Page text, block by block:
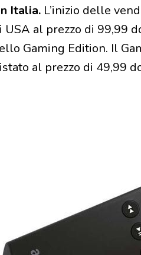
Italia. L’inizio delle
USA al prezzo di 99,99
Gaming Edition. Il
al prezzo di 49,99